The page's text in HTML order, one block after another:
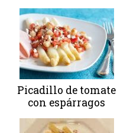
Picadillo de tomate
con espárragos